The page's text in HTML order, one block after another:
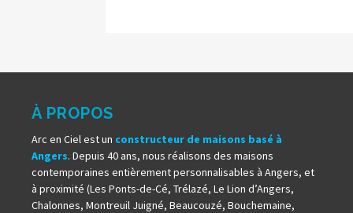
À PROPOS
Arc en Ciel est un constructeur de maisons basé à
Angers. Depuis 40 ans, nous réalisons des maisons
contemporaines entièrement personnalisables à Angers, et
à proximité (Les Ponts-de-Cé, Trélazé, Le Lion d’Angers,
Chalonnes, Montreuil Juigné, Beaucouzé, Bouchemaine,